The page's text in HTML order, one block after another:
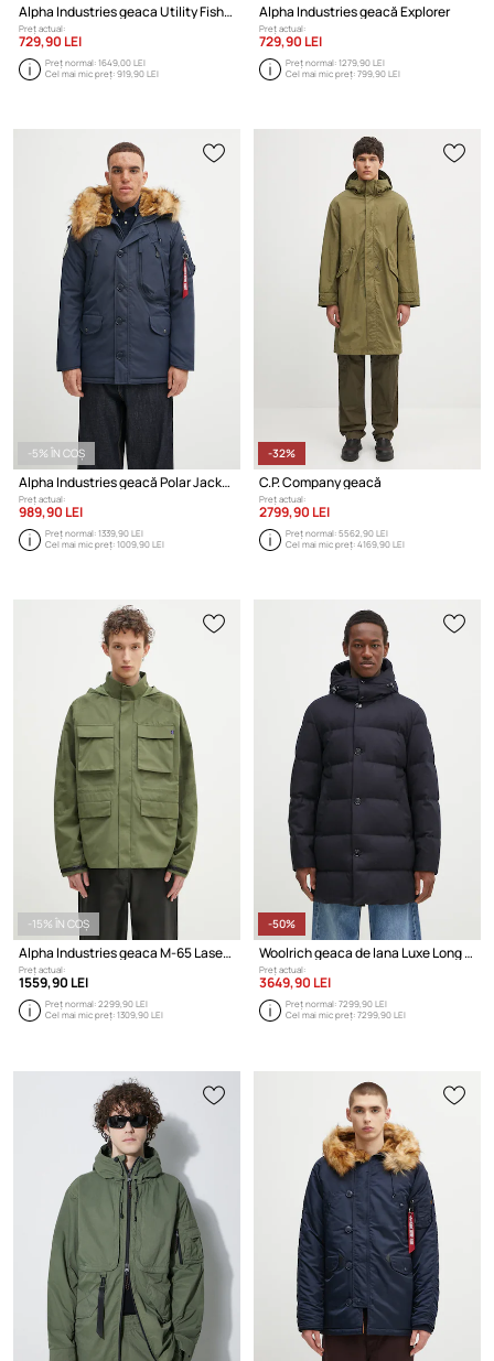
Alpha Industries geaca Utility Fishtail UV
Preț actual:
729,90 LEI
Preț normal:1649,00 LEI
Cel mai mic preț:919,90 LEI
Alpha Industries geacă Explorer
Preț actual:
729,90 LEI
Preț normal:1279,90 LEI
Cel mai mic preț:799,90 LEI
-5% ÎN COȘ
Alpha Industries geacă Polar Jacket
Preț actual:
989,90 LEI
Preț normal:1339,90 LEI
Cel mai mic preț:1009,90 LEI
-32%
C.P. Company geacă
Preț actual:
2799,90 LEI
Preț normal:5562,90 LEI
Cel mai mic preț:4169,90 LEI
-15% ÎN COȘ
Alpha Industries geaca M-65 Laser Cut Field Coat
Preț actual:
1559,90 LEI
Preț normal:2299,90 LEI
Cel mai mic preț:1309,90 LEI
-50%
Woolrich geaca de lana Luxe Long Parka
Preț actual:
3649,90 LEI
Preț normal:7299,90 LEI
Cel mai mic preț:7299,90 LEI